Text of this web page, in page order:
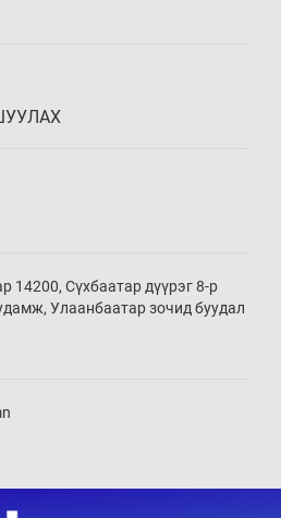
цаг 00 мин
13 цаг 30 мин
цаг 00 мин
14200, Сүхбаатар дүүрэг 8-р
Улаанбаатар зочид буудал